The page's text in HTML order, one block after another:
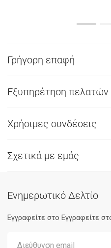
Γρήγορη επαφή
Εξυπηρέτηση πελατών
Χρήσιμες συνδέσεις
Σχετικά με εμάς
Ενημερωτικό Δελτίο
Εγγραφείτε στο Eγγραφείτε